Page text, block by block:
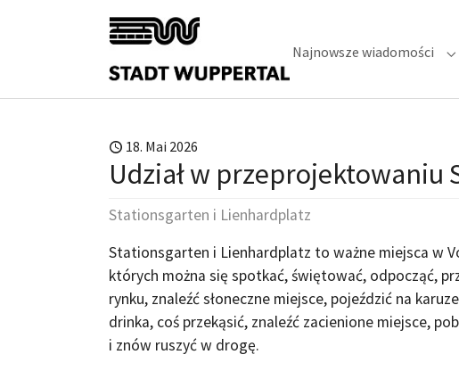
Najnowsze wiadomości
18. Mai 2026
Udział w
Stationsgarten i Lienhardplatz
Stationsgarten i Lienhardplatz to ważne miejsca w
których można się spotkać, świętować, odpocząć,
rynku, znaleźć słoneczne miejsce, pojeździć na
drinka, coś przekąsić, znaleźć zacienione miejsce,
i znów ruszyć w drogę.